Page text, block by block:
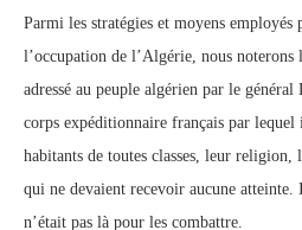
Parmi les stratégies et moyens employés
l’occupation de l’Algérie, nous noterons
adressé au peuple algérien par le
corps expéditionnaire français par
habitants de toutes classes, leur
qui ne devaient recevoir aucune
n’était pas là pour les combattre.